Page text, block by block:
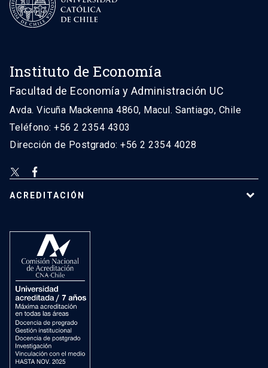
Instituto de Economía
Facultad de Economía y Administración UC
Avda. Vicuña Mackenna 4860, Macul. Santiago, Chile
Teléfono: +56 2 2354 4303
Dirección de Postgrado: +56 2 2354 4028
ACREDITACIÓN